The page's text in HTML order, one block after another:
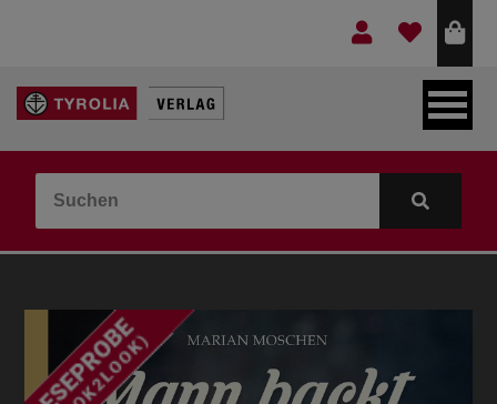
LEBEN & GLAUBE
KINDER- & JUGENDBUCH